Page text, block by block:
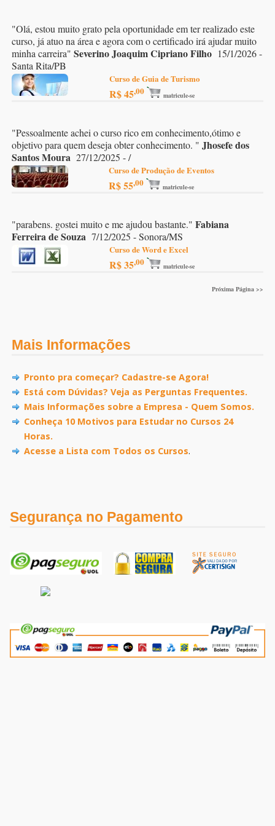
"Olá, estou muito grato pela oportunidade em ter realizado este
curso, já atuo na área e agora com o certificado irá ajudar muito
minha carreira" Severino Joaquim Cipriano Filho 15/1/2026 -
Santa Rita/PB
Curso de Guia de Turismo
R$ 45,00 matricule-se
"Pessoalmente achei o curso rico em conhecimento,ótimo e
objetivo para quem deseja obter conhecimento. " Jhosefe dos
Santos Moura 27/12/2025 - /
Curso de Produção de Eventos
R$ 55,00 matricule-se
"parabens. gostei muito e me ajudou bastante." Fabiana
Ferreira de Souza 7/12/2025 - Sonora/MS
Curso de Word e Excel
R$ 35,00 matricule-se
Próxima Página >>
Mais Informações
Pronto pra começar? Cadastre-se Agora!
Está com Dúvidas? Veja as Perguntas Frequentes.
Mais Informações sobre a Empresa - Quem Somos.
Conheça 10 Motivos para Estudar no Cursos 24
Horas.
Acesse a Lista com Todos os Cursos.
Segurança no Pagamento